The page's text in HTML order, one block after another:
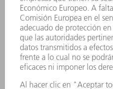
Preguntas
Condiciones
Departamento
+34 91
Viernes